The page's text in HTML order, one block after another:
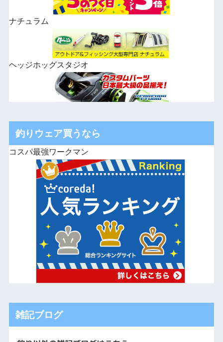
ナチュラム
ヘッジホッグスタジオ
釣りウェア買うなら
コスパ最強ワークマン
雑記ブログ